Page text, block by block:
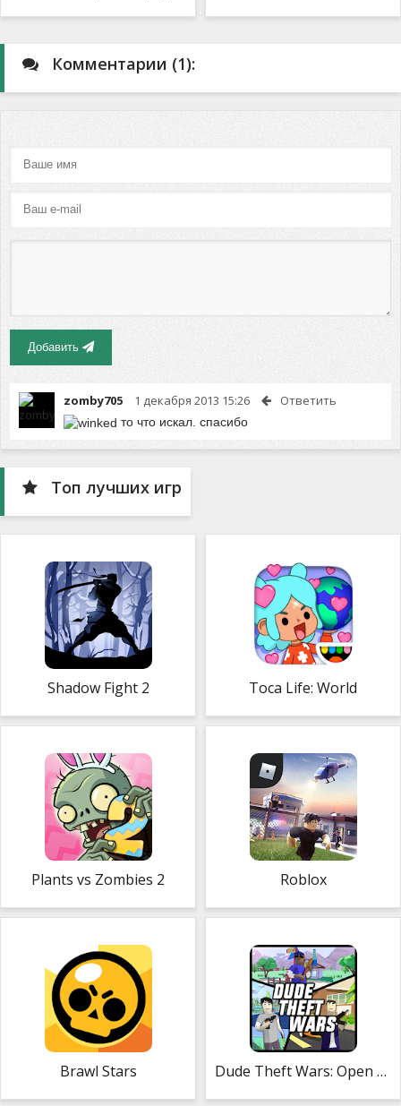
Комментарии (1):
Добавить
zomby705 1 декабря 2013 15:26 Ответить
то что искал. спасибо
Топ лучших игр
Shadow Fight 2 Toca Life: World
Plants vs Zombies 2 Roblox
Brawl Stars Dude Theft Wars: Open World Sandbox Simulator